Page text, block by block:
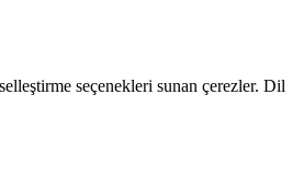
seçenekleri sunan çerezler. Dil